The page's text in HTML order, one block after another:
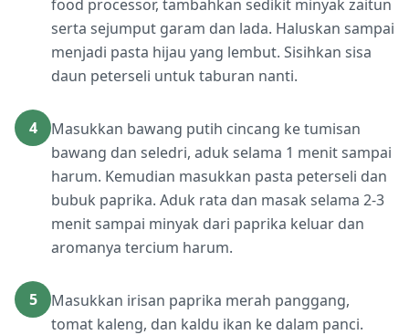
food processor, tambahkan sedikit minyak zaitun
serta sejumput garam dan lada. Haluskan sampai
menjadi pasta hijau yang lembut. Sisihkan sisa
daun peterseli untuk taburan nanti.
4
Masukkan bawang putih cincang ke tumisan
bawang dan seledri, aduk selama 1 menit sampai
harum. Kemudian masukkan pasta peterseli dan
bubuk paprika. Aduk rata dan masak selama 2-3
menit sampai minyak dari paprika keluar dan
aromanya tercium harum.
5
Masukkan irisan paprika merah panggang,
tomat kaleng, dan kaldu ikan ke dalam panci.